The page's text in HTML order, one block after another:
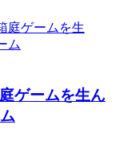
ゲームを生ん